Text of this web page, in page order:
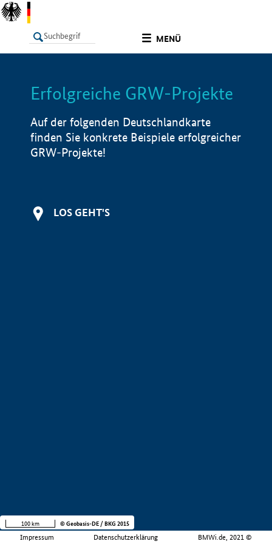
MENÜ
LISTE Info
Erfolgreiche GRW-Projekte
Auf der folgenden Deutschlandkarte
finden Sie konkrete Beispiele erfolgreicher
GRW-Projekte!
LOS GEHT'S
Impressum Datenschutzerklärung BMWi.de, 2021 ©
100 km © Geobasis-DE / BKG 2015